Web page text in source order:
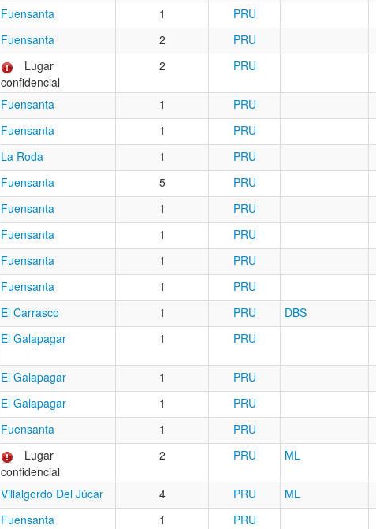
Fuensanta 1 PRU
Fuensanta 2 PRU
Lugar
confidencial
2 PRU
Fuensanta 1 PRU
Fuensanta 1 PRU
La Roda 1 PRU
Fuensanta 5 PRU
Fuensanta 1 PRU
Fuensanta 1 PRU
Fuensanta 1 PRU
Fuensanta 1 PRU
El Carrasco 1 PRU DBS
El Galapagar 1 PRU
El Galapagar 1 PRU
El Galapagar 1 PRU
Fuensanta 1 PRU
Lugar
confidencial
2 PRU ML
Villalgordo Del Júcar 4 PRU ML
Fuensanta 1 PRU